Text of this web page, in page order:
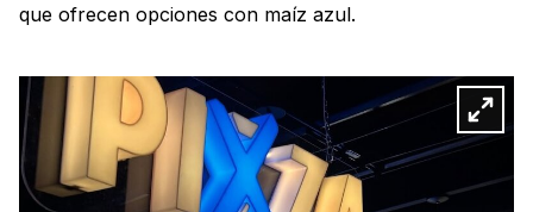
que ofrecen opciones con maíz azul.